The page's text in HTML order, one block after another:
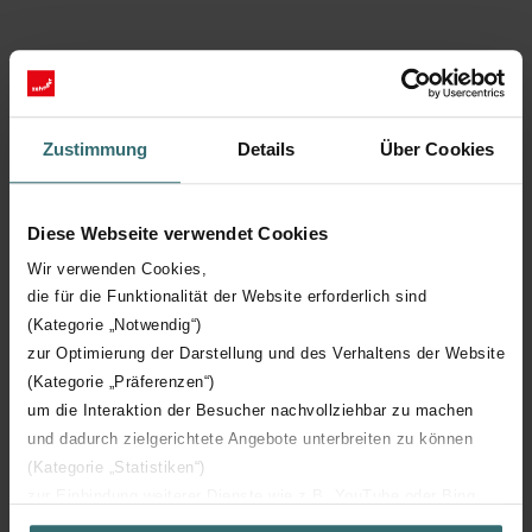
Zustimmung Details Über Cookies
Diese Webseite verwendet Cookies
Wir verwenden Cookies,
die für die Funktionalität der Website erforderlich sind
(Kategorie „Notwendig“)
zur Optimierung der Darstellung und des Verhaltens der Website
(Kategorie „Präferenzen“)
um die Interaktion der Besucher nachvollziehbar zu machen
und dadurch zielgerichtete Angebote unterbreiten zu können
(Kategorie „Statistiken“)
(Kategorie „Marketing“)
Únete a a familia Zehnder
Registrar tu producto Zehnder son solo ventajas. ¿Sabes
cuáles? Estás a solo un click de saberlo...
Registra aquí y ahora